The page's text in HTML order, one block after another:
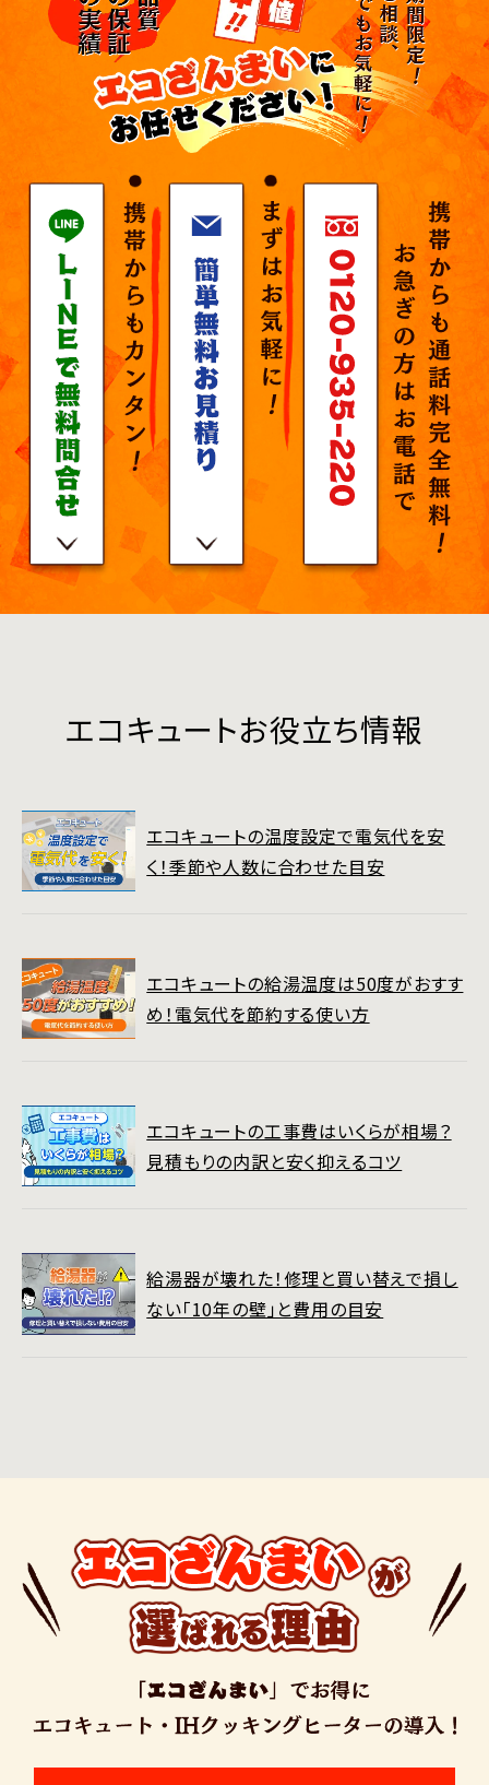
エコキュートお役立ち情報
エコキュートの温度設定で電気代を安
く！季節や人数に合わせた目安
エコキュートの給湯温度は50度がおすす
め！電気代を節約する使い方
エコキュートの工事費はいくらが相場？
見積もりの内訳と安く抑えるコツ
給湯器が壊れた！修理と買い替えで損し
ない「10年の壁」と費用の目安